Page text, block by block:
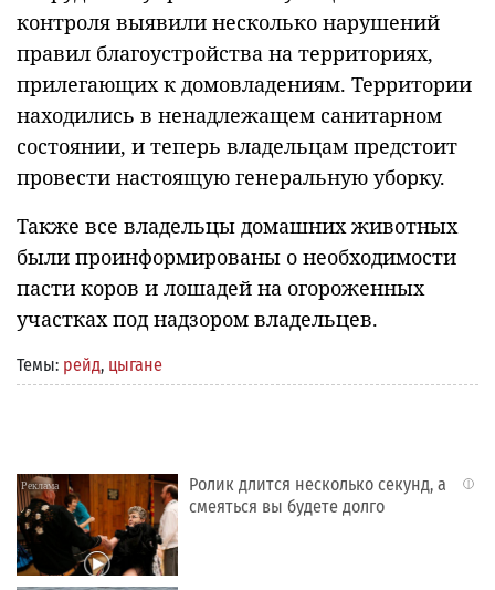
контроля выявили несколько нарушений
правил благоустройства на территориях,
прилегающих к домовладениям. Территории
находились в ненадлежащем санитарном
состоянии, и теперь владельцам предстоит
провести настоящую генеральную уборку.
Также все владельцы домашних животных
были проинформированы о необходимости
пасти коров и лошадей на огороженных
участках под надзором владельцев.
Темы: рейд, цыгане
i
Ролик длится несколько секунд, а
смеяться вы будете долго